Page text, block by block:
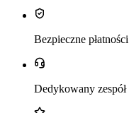
Bezpieczne płatności
Dedykowany zespół